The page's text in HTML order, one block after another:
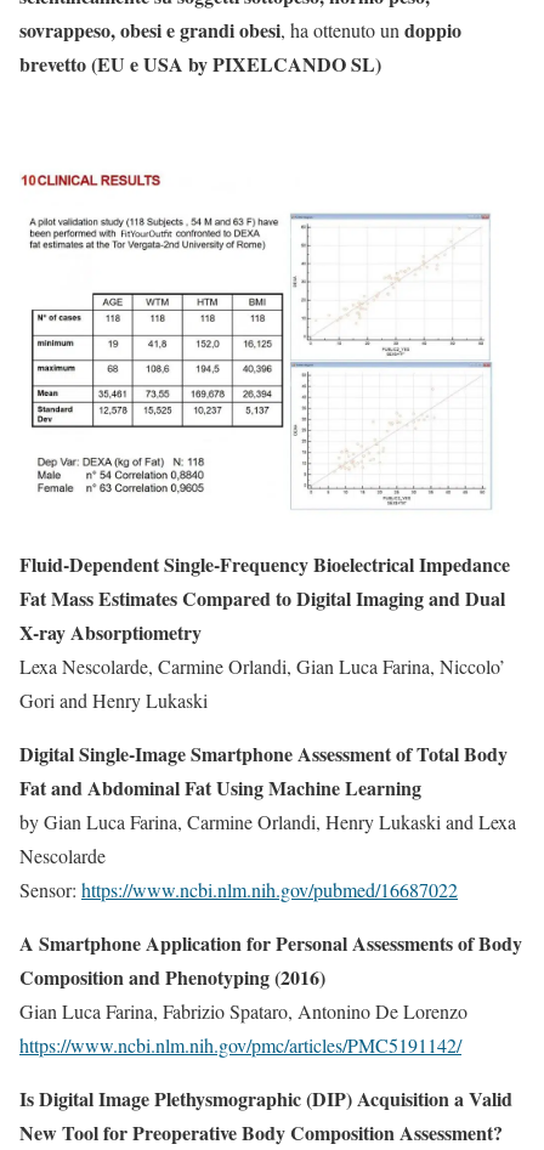
sovrappeso, obesi e grandi obesi, ha ottenuto un doppio
brevetto (EU e USA by PIXELCANDO SL)
Fluid-Dependent Single-Frequency Bioelectrical Impedance
Fat Mass Estimates Compared to Digital Imaging and Dual
X-ray Absorptiometry
Lexa Nescolarde, Carmine Orlandi, Gian Luca Farina, Niccolo’
Gori and Henry Lukaski
Digital Single-Image Smartphone Assessment of Total Body
Fat and Abdominal Fat Using Machine Learning
by Gian Luca Farina, Carmine Orlandi, Henry Lukaski and Lexa
Nescolarde
Sensor: https://www.ncbi.nlm.nih.gov/pubmed/16687022
A Smartphone Application for Personal Assessments of Body
Composition and Phenotyping (2016)
Gian Luca Farina, Fabrizio Spataro, Antonino De Lorenzo
https://www.ncbi.nlm.nih.gov/pmc/articles/PMC5191142/
Is Digital Image Plethysmographic (DIP) Acquisition a Valid
New Tool for Preoperative Body Composition Assessment?